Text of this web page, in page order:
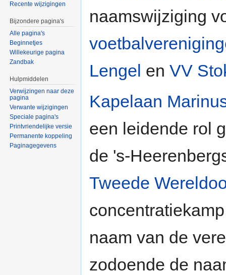
naamswijziging
Lengel en VV
Kapelaan
een leidende rol
de 's-
Tweede
naam van de
zodoende de
Recente wijzigingen
Bijzondere pagina's
Alle pagina's
Beginnetjes
Willekeurige pagina
Zandbak
Hulpmiddelen
Verwijzingen naar deze
pagina
Verwante wijzigingen
Speciale pagina's
Printvriendelijke versie
Permanente koppeling
Paginagegevens